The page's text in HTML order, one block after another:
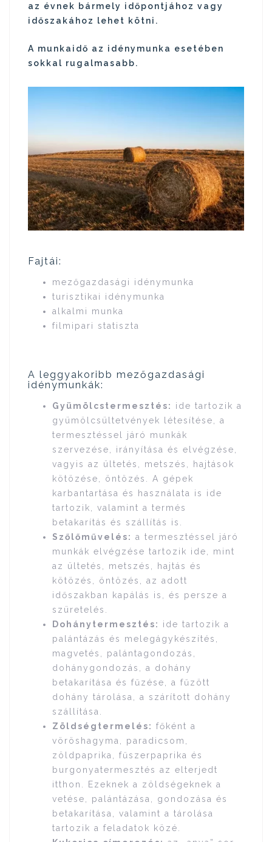
az évnek bármely időpontjához vagy
időszakához lehet kötni.
A munkaidő az idénymunka esetében
sokkal rugalmasabb.
Fajtái:
mezőgazdasági idénymunka
turisztikai idénymunka
alkalmi munka
filmipari statiszta
A leggyakoribb mezőgazdasági
idénymunkák:
Gyümölcstermesztés:
ide tartozik a
gyümölcsültetvények létesítése, a
termesztéssel járó munkák
szervezése, irányítása és elvégzése,
vagyis az ültetés, metszés, hajtások
kötözése, öntözés. A gépek
karbantartása és használata is ide
tartozik, valamint a termés
betakarítás és szállítás is.
Szőlőművelés: a termesztéssel járó
munkák elvégzése tartozik ide, mint
az ültetés, metszés, hajtás és
kötözés, öntözés, az adott
időszakban kapálás is, és persze a
szüretelés.
Dohánytermesztés:
ide tartozik a
palántázás és melegágykészítés,
magvetés, palántagondozás,
dohánygondozás, a dohány
betakarítása és fűzése, a fűzött
dohány tárolása, a szárított dohány
szállítása.
Zöldségtermelés: főként a
vöröshagyma, paradicsom,
zöldpaprika, fűszerpaprika és
burgonyatermesztés az elterjedt
itthon. Ezeknek a zöldségeknek a
vetése, palántázása, gondozása és
betakarítása, valamint a tárolása
tartozik a feladatok közé.